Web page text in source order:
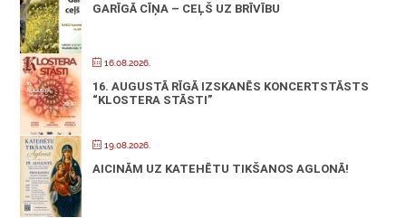
GARĪGĀ CĪŅA – CEĻŠ UZ BRĪVĪBU
16.08.2026.
16. AUGUSTĀ RĪGĀ IZSKANĒS KONCERTSTĀSTS
“KLOSTERA STĀSTI”
19.08.2026.
AICINĀM UZ KATEHĒTU TIKŠANOS AGLONĀ!